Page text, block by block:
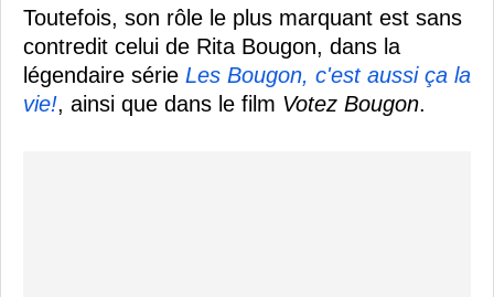
Toutefois, son rôle le plus marquant est sans
contredit celui de Rita Bougon, dans la
légendaire série Les Bougon, c'est aussi ça la
vie!, ainsi que dans le film Votez Bougon.